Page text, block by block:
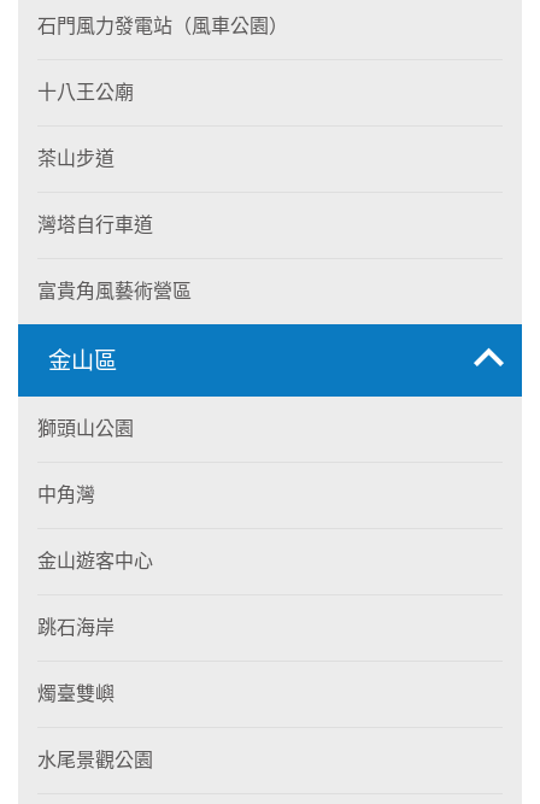
石門風力發電站（風車公園）
十八王公廟
茶山步道
灣塔自行車道
富貴角風藝術營區
金山區
獅頭山公園
中角灣
金山遊客中心
跳石海岸
燭臺雙嶼
水尾景觀公園